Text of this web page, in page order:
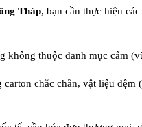
Tháp, bạn cần thực hiện
không thuộc danh mục cấm
carton chắc chắn, vật liệu